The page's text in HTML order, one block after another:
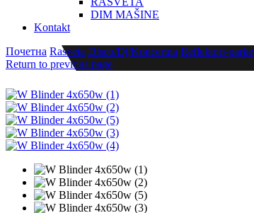
DIM MAŠINE
Kontakt
Почетна Rasveta Disco/Dj/Koncertna Reflektori-parke
Return to previous page